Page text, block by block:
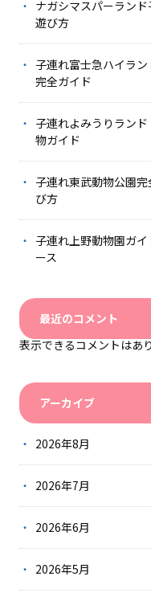
ナガシマスパーラン
遊び方
子連れ富士急ハイラ
完全ガイド
子連れよみうりラン
物ガイド
子連れ東武動物公園
び方
子連れ上野動物園ガ
ース
最近のコメント
表示できるコメントはあ
アーカイブ
2026年8月
2026年7月
2026年6月
2026年5月